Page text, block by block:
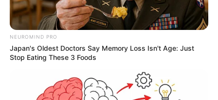
NEUROMIND PRO
Japan's Oldest Doctors Say Memory Loss Isn't Age: Just
Stop Eating These 3 Foods